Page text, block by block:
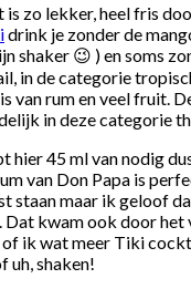
zo lekker, heel fris
drink je zonder de
shaker 😉 ) en soms
in de categorie
van rum en veel fruit.
in deze categorie
hier 45 ml van nodig
van Don Papa is
staan maar ik geloof
Dat kwam ook door het
ik wat meer Tiki
uh, shaken!